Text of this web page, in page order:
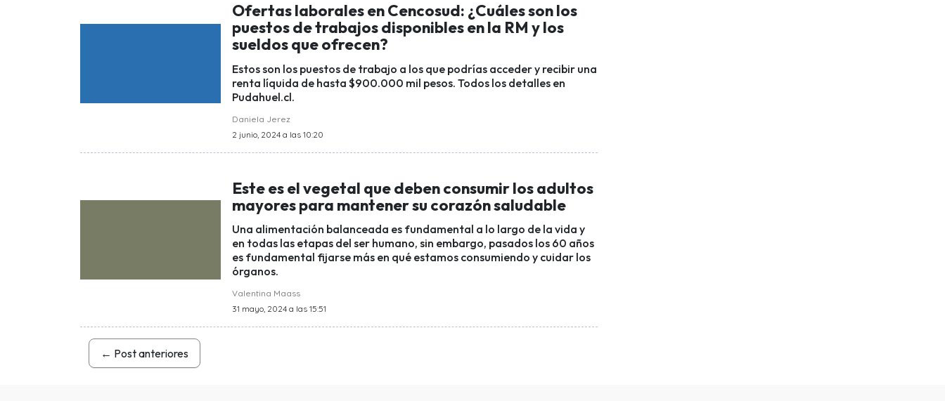
Ofertas laborales en Cencosud: ¿Cuáles son los
puestos de trabajos disponibles en la RM y los
sueldos que ofrecen?
Estos son los puestos de trabajo a los que podrías acceder y recibir una
renta líquida de hasta $900.000 mil pesos. Todos los detalles en
Pudahuel.cl.
Daniela Jerez
2 junio, 2024 a las 10:20
Este es el vegetal que deben consumir los adultos
mayores para mantener su corazón saludable
Una alimentación balanceada es fundamental a lo largo de la vida y
en todas las etapas del ser humano, sin embargo, pasados los 60 años
es fundamental fijarse más en qué estamos consumiendo y cuidar los
órganos.
Valentina Maass
31 mayo, 2024 a las 15:51
← Post anteriores